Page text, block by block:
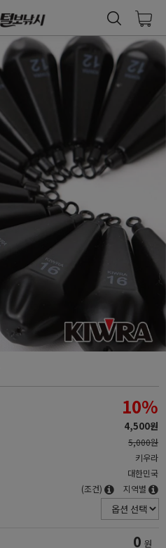
10%
4,500원
5,000원
키우라
대한민국
(조건) 지역별
0 원